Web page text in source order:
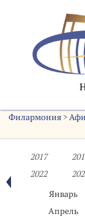
Филармония>
2017
2022
Январь
Апрель